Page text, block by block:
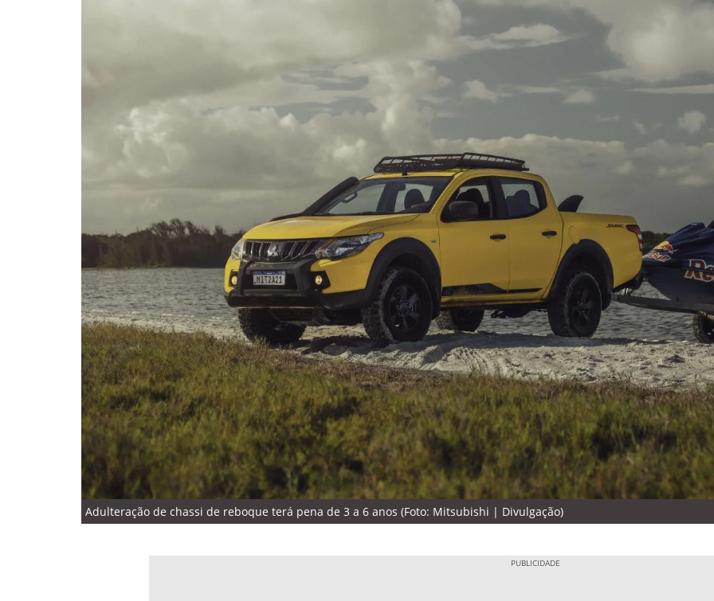
Adulteração de chassi de reboque terá pena de 3 a 6 anos (Foto: Mitsubishi | Divulgação)